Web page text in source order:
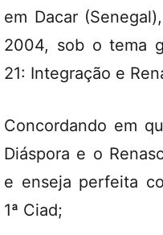
em Dacar
2004, sob o tema
21: Integração e
Concordando em
Diáspora e o
e enseja perfeita
1ª Ciad;